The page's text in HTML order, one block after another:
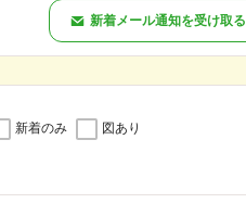
新着メール通知を受け取る
新着のみ 図あり